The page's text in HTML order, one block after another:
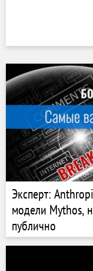
Эксперт:
модели Mythos,
публично